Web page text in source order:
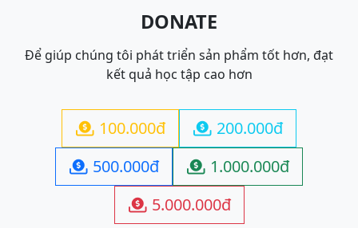
DONATE
Để giúp chúng tôi phát triển sản phẩm tốt hơn, đạt
kết quả học tập cao hơn
 100.000đ  200.000đ
 500.000đ  1.000.000đ
 5.000.000đ